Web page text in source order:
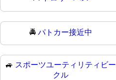
🚔パトカー接近中
🚙 スポーツユーティリティビー
クル